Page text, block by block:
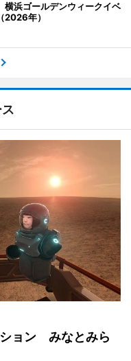
浜ゴールデンウィークイベ
2026年）
ョン みなとみら